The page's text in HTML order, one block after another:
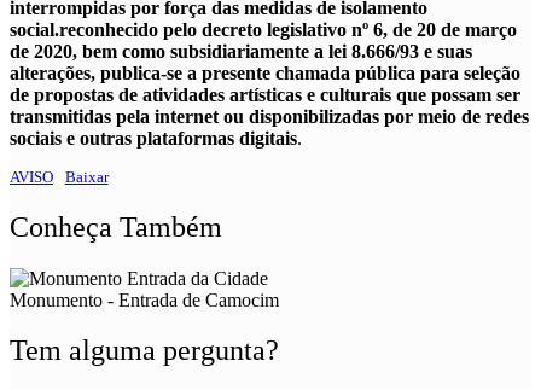
interrompidas por força das medidas de isolamento
social.reconhecido pelo decreto legislativo nº 6, de 20 de março
de 2020, bem como subsidiariamente a lei 8.666/93 e suas
alterações, publica-se a presente chamada pública para seleção
de propostas de atividades artísticas e culturais que possam ser
transmitidas pela internet ou disponibilizadas por meio de redes
sociais e outras plataformas digitais.
AVISO Baixar
Conheça Também
Monumento - Entrada de Camocim
Tem alguma pergunta?